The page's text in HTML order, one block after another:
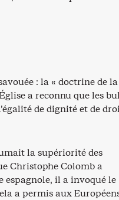
: la « doctrine de la
a reconnu que les
de dignité et de
la supériorité des
Christophe Colomb a
espagnole, il a invoqué le
a permis aux